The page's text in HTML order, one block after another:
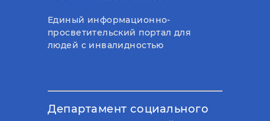
Единый информационно-
просветительский портал для
людей с инвалидностью
Департамент социального